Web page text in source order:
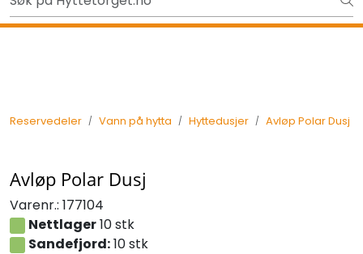
Skip to main contentUt på tur i sommer? Sjekk her først
Reservedeler Vann på hytta Hyttedusjer Avløp Polar Dusj
Avløp Polar Dusj
Varenr.: 177104
Nettlager10 stk
Sandefjord:10 stk
Tilbake